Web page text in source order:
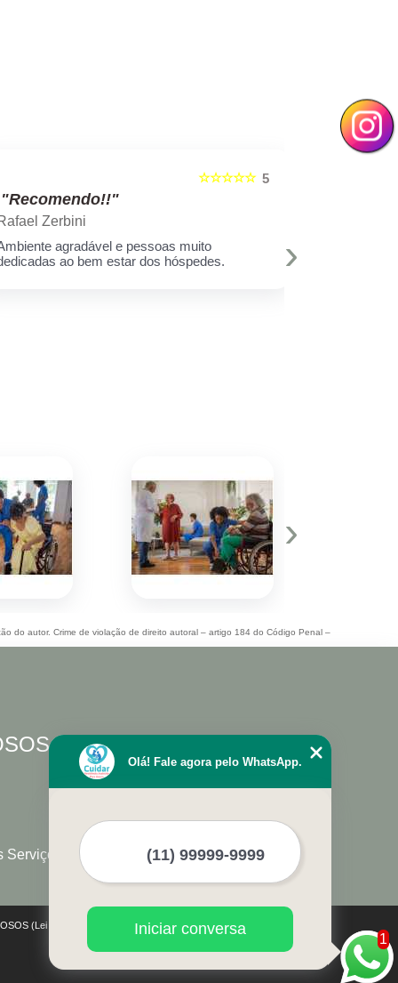
5
☆☆☆☆☆
"Recomendo!!"
Zerbini
agradável e pessoas muito
ao bem estar dos hóspedes.
›
›
do autor. Crime de violação de direito autoral – artigo 184 do Código Penal –
Serviços
(Lei 9610 de 19/02/1998)
1
Olá! Fale agora pelo WhatsApp.
Iniciar conversa